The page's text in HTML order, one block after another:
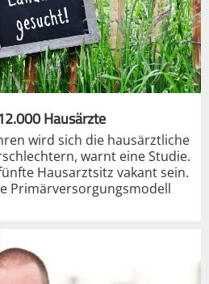
Hausärzte
wird sich die hausärztliche
warnt eine Studie.
Hausarztsitz vakant sein.
Primärversorgungsmodell